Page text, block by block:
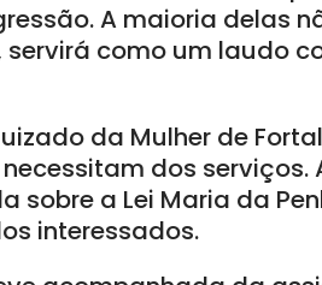
A maioria delas
como um laudo
da Mulher de
dos serviços.
sobre a Lei Maria da
interessados.